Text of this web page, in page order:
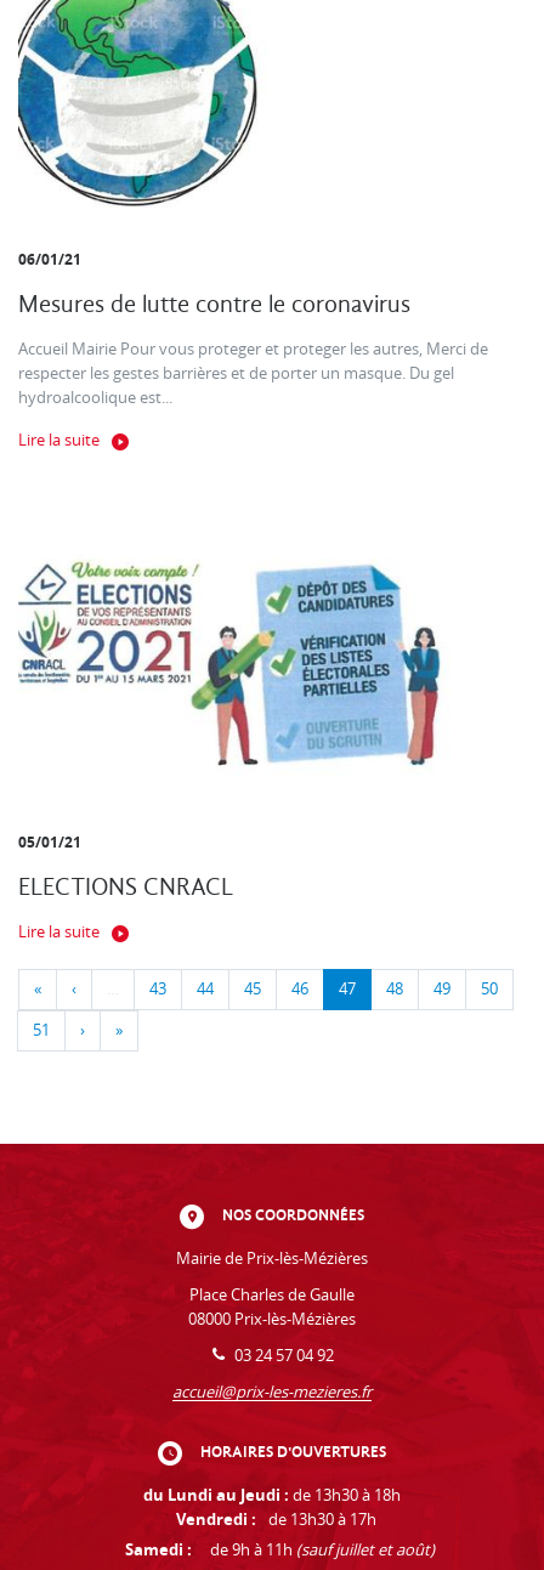
06/01/21
Mesures de lutte contre le coronavirus
Accueil Mairie Pour vous proteger et proteger les autres, Merci de
respecter les gestes barrières et de porter un masque. Du gel
hydroalcoolique est...
Lire la suite
05/01/21
ELECTIONS CNRACL
Lire la suite
« ‹ … 43 44 45 46 47 48 49 50
51 › »
NOS COORDONNÉES
Mairie de Prix-lès-Mézières
Place Charles de Gaulle
08000 Prix-lès-Mézières
03 24 57 04 92
accueil@prix-les-mezieres.fr
HORAIRES D'OUVERTURES
du Lundi au Jeudi : de 13h30 à 18h
Vendredi :
de 13h30 à 17h
Samedi :
de 9h à 11h (sauf juillet et août)